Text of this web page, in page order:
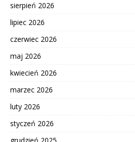
sierpień 2026
lipiec 2026
czerwiec 2026
maj 2026
kwiecień 2026
marzec 2026
luty 2026
styczeń 2026